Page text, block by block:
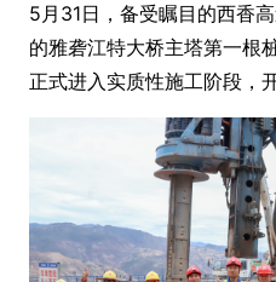
5月31日，备受瞩目的西香
的雅砻江特大桥主塔第一根
正式进入实质性施工阶段，